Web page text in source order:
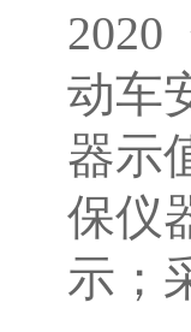
2020
动车
器示
保仪
示；